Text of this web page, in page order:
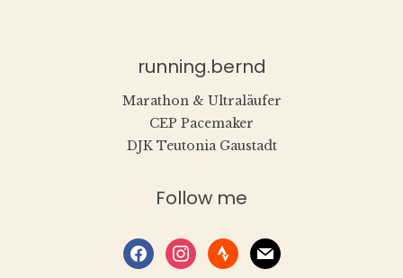
running.bernd
Marathon & Ultraläufer
CEP Pacemaker
DJK Teutonia Gaustadt
Follow me
facebookinstagram
stravamail